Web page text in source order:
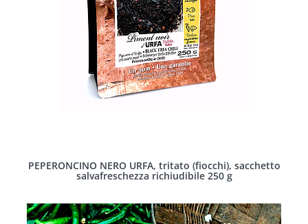
PEPERONCINO NERO URFA, tritato (fiocchi), sacchetto
salvafreschezza richiudibile 250 g